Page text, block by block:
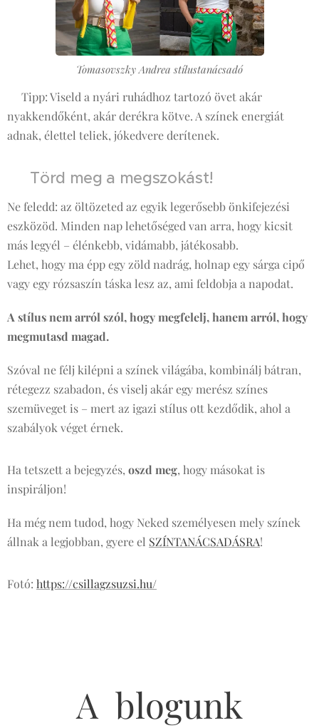
Tomasovszky Andrea stílustanácsadó
❗Tipp: Viseld a nyári ruhádhoz tartozó övet akár
nyakkendőként, akár derékra kötve. A színek energiát
adnak, élettel teliek, jókedvere derítenek.
👚 Törd meg a megszokást!
Ne feledd: az öltözeted az egyik legerősebb önkifejezési
eszközöd. Minden nap lehetőséged van arra, hogy kicsit
más legyél – élénkebb, vidámabb, játékosabb.
Lehet, hogy ma épp egy zöld nadrág, holnap egy sárga cipő
vagy egy rózsaszín táska lesz az, ami feldobja a napodat.
A stílus nem arról szól, hogy megfelelj, hanem arról, hogy
megmutasd magad.
Szóval ne félj kilépni a színek világába, kombinálj bátran,
rétegezz szabadon, és viselj akár egy merész színes
szemüveget is – mert az igazi stílus ott kezdődik, ahol a
szabályok véget érnek.
Ha tetszett a bejegyzés, oszd meg, hogy másokat is
inspiráljon!
Ha még nem tudod, hogy Neked személyesen mely színek
állnak a legjobban, gyere el SZÍNTANÁCSADÁSRA!
Fotó: https://csillagzsuzsi.hu/
A blogunk